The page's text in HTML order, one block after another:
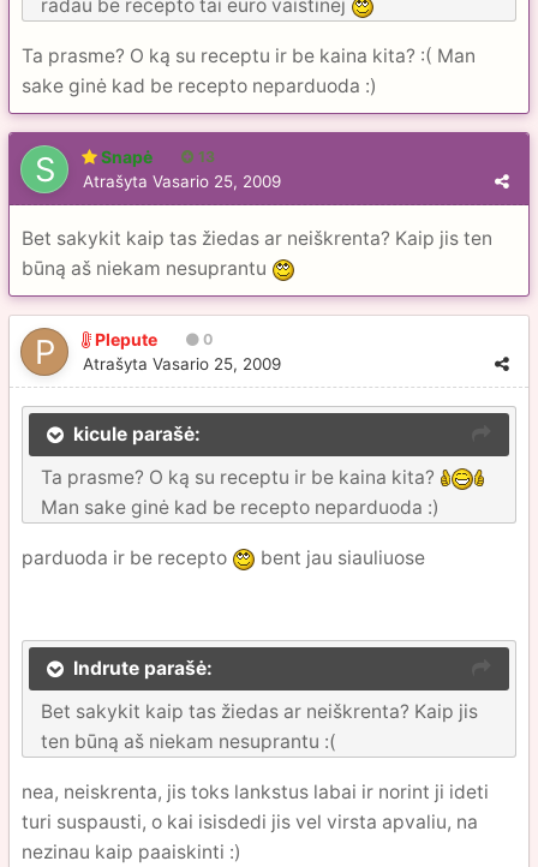
radau be recepto tai euro vaistinej
Ta prasme? O ką su receptu ir be kaina kita? :( Man
sake ginė kad be recepto neparduoda :)
Snapė 13
Atrašyta Vasario 25, 2009
Bet sakykit kaip tas žiedas ar neiškrenta? Kaip jis ten
būną aš niekam nesuprantu
Plepute 0
Atrašyta Vasario 25, 2009
kicule parašė:
Ta prasme? O ką su receptu ir be kaina kita?
Man sake ginė kad be recepto neparduoda :)
parduoda ir be recepto bent jau siauliuose
Indrute parašė:
Bet sakykit kaip tas žiedas ar neiškrenta? Kaip jis
ten būną aš niekam nesuprantu :(
nea, neiskrenta, jis toks lankstus labai ir norint ji ideti
turi suspausti, o kai isisdedi jis vel virsta apvaliu, na
nezinau kaip paaiskinti :)